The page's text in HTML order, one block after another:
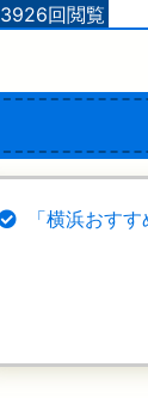
3926回閲覧
「横浜おす